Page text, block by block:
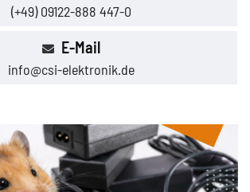
(+49) 09122-888 447-0
E-Mail
info@csi-elektronik.de